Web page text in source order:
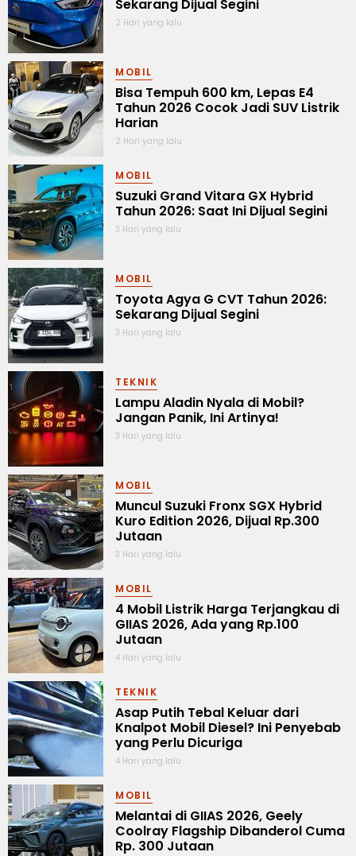
Sekarang Dijual Segini
2 Hari yang lalu
MOBIL
Bisa Tempuh 600 km, Lepas E4
Tahun 2026 Cocok Jadi SUV Listrik
Harian
2 Hari yang lalu
MOBIL
Suzuki Grand Vitara GX Hybrid
Tahun 2026: Saat Ini Dijual Segini
3 Hari yang lalu
MOBIL
Toyota Agya G CVT Tahun 2026:
Sekarang Dijual Segini
3 Hari yang lalu
TEKNIK
Lampu Aladin Nyala di Mobil?
Jangan Panik, Ini Artinya!
3 Hari yang lalu
MOBIL
Muncul Suzuki Fronx SGX Hybrid
Kuro Edition 2026, Dijual Rp.300
Jutaan
3 Hari yang lalu
MOBIL
4 Mobil Listrik Harga Terjangkau di
GIIAS 2026, Ada yang Rp.100
Jutaan
4 Hari yang lalu
TEKNIK
Asap Putih Tebal Keluar dari
Knalpot Mobil Diesel? Ini Penyebab
yang Perlu Dicuriga
4 Hari yang lalu
MOBIL
Melantai di GIIAS 2026, Geely
Coolray Flagship Dibanderol Cuma
Rp. 300 Jutaan